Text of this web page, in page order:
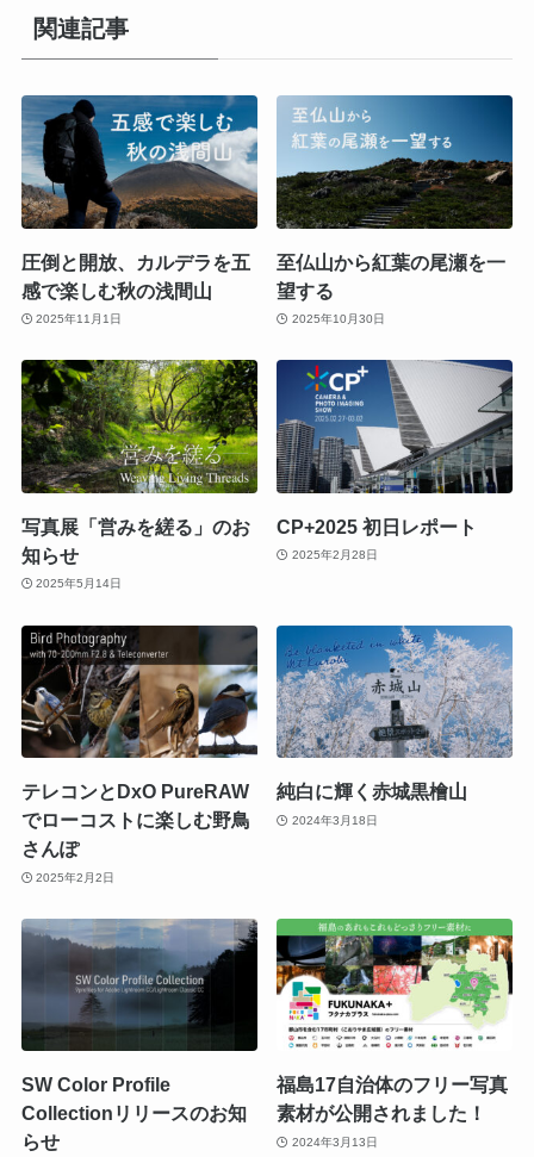
関連記事
圧倒と開放、カルデラを五
感で楽しむ秋の浅間山
2025年11月1日
至仏山から紅葉の尾瀬を一
望する
2025年10月30日
写真展「営みを縒る」のお
知らせ
2025年5月14日
CP+2025 初日レポート
2025年2月28日
テレコンとDxO PureRAW
でローコストに楽しむ野鳥
さんぽ
2025年2月2日
純白に輝く赤城黒檜山
2024年3月18日
SW Color Profile
Collectionリリースのお知
らせ
福島17自治体のフリー写真
素材が公開されました！
2024年3月13日